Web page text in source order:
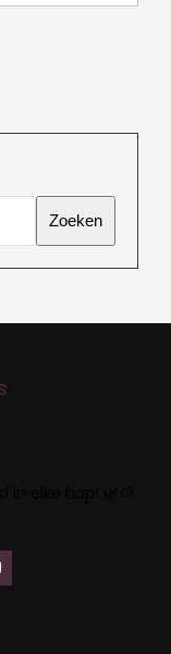
Zoeken